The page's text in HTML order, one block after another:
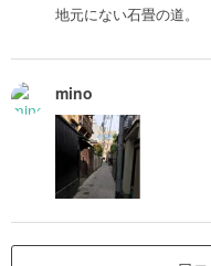
地元にない石畳の道。
mino